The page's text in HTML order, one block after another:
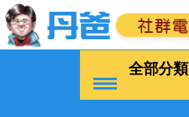
全部分類